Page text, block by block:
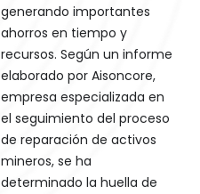
generando importantes
ahorros en tiempo y
recursos. Según un informe
elaborado por Aisoncore,
empresa especializada en
el seguimiento del proceso
de reparación de activos
mineros, se ha
determinado la huella de